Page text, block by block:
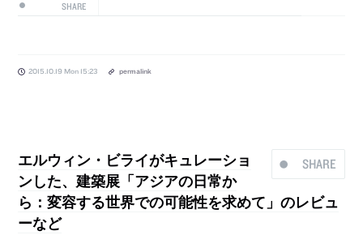
SHARE
2015.10.19 Mon 15:23 permalink
SHARE
エルウィン・ビライがキュレーショ
ンした、建築展「アジアの日常か
ら：変容する世界での可能性を求めて」のレビュ
ーなど